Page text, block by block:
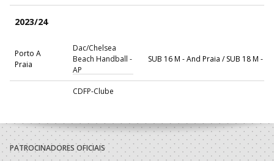
2023/24
Porto A
Praia
Dac/Chelsea
Beach Handball -
AP
SUB 16 M - And Praia / SUB 18 M -
CDFP-Clube
2022/23
PATROCINADORES OFICIAIS